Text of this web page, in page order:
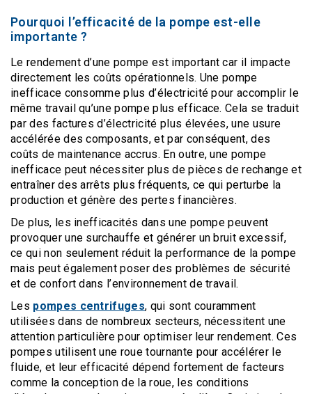
Pourquoi l’efficacité de la pompe est-elle
importante ?
Le rendement d’une pompe est important car il impacte
directement les coûts opérationnels. Une pompe
inefficace consomme plus d’électricité pour accomplir le
même travail qu’une pompe plus efficace. Cela se traduit
par des factures d’électricité plus élevées, une usure
accélérée des composants, et par conséquent, des
coûts de maintenance accrus. En outre, une pompe
inefficace peut nécessiter plus de pièces de rechange et
entraîner des arrêts plus fréquents, ce qui perturbe la
production et génère des pertes financières.
De plus, les inefficacités dans une pompe peuvent
provoquer une surchauffe et générer un bruit excessif,
ce qui non seulement réduit la performance de la pompe
mais peut également poser des problèmes de sécurité
et de confort dans l’environnement de travail.
Les pompes centrifuges, qui sont couramment
utilisées dans de nombreux secteurs, nécessitent une
attention particulière pour optimiser leur rendement. Ces
pompes utilisent une roue tournante pour accélérer le
fluide, et leur efficacité dépend fortement de facteurs
comme la conception de la roue, les conditions